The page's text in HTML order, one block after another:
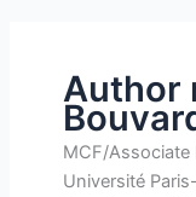
Author
MCF/
Université